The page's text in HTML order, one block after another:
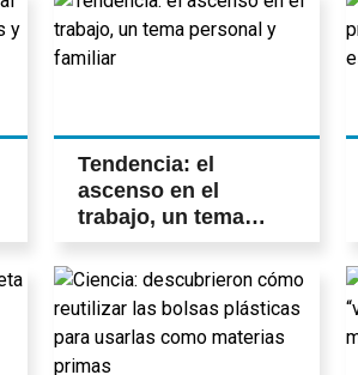
Tendencia: el
ascenso en el
trabajo, un tema
personal y familiar